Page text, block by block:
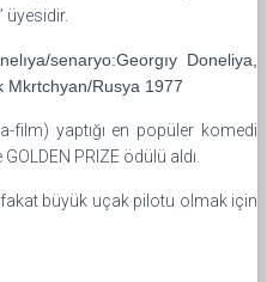
üyesidir.
senaryo:Georgıy Doneliya,
Mkrtchyan/Rusya 1977
film) yaptığı en popüler komedi
PRIZE ödülü aldı.
büyük uçak pilotu olmak için